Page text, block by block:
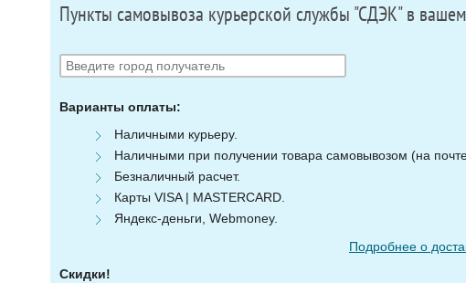
Пункты самовывоза курьерской службы "СДЭК" в
Варианты оплаты:
Наличными курьеру.
Наличными при получении товара самовывозом (на
Безналичный расчет.
Карты VISA | MASTERCARD.
Яндекс-деньги, Webmoney.
Подробнее о
Скидки!